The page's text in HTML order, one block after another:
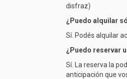
disfraz)
¿Puedo alquilar
Sí. Podés alquilar
¿Puedo reservar
Sí. La reserva la
anticipación que